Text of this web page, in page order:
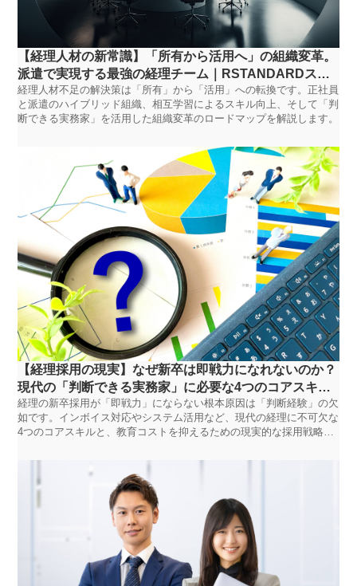
【経理人材の新常識】「所有から活用へ」の組織変革。
派遣で実現する最強の経理チーム｜RSTANDARDスタ
ッフ
経理人材不足の解決策は「所有」から「活用」への転換です。正社員
と派遣のハイブリッド組織、相互学習によるスキル向上、そして「判
断できる実務家」を活用した組織変革のロードマップを解説します。
【経理採用の現実】なぜ新卒は即戦力になれないのか？
現代の「判断できる実務家」に必要な4つのコアスキル
｜RSTANDARDスタッフ
経理の新卒採用が「即戦力」にならない根本原因は「判断経験」の欠
如です。インボイス対応やシステム活用など、現代の経理に不可欠な
4つのコアスキルと、教育コストを抑えるための現実的な採用戦略を